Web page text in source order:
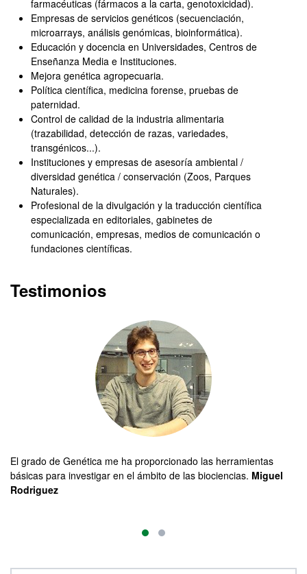
farmacéuticas (fármacos a la carta, genotoxicidad).
Empresas de servicios genéticos (secuenciación,
microarrays, análisis genómicas, bioinformática).
Educación y docencia en Universidades, Centros de
Enseñanza Media e Instituciones.
Mejora genética agropecuaria.
Política científica, medicina forense, pruebas de
paternidad.
Control de calidad de la industria alimentaria
(trazabilidad, detección de razas, variedades,
transgénicos...).
Instituciones y empresas de asesoría ambiental /
diversidad genética / conservación (Zoos, Parques
Naturales).
Profesional de la divulgación y la traducción científica
especializada en editoriales, gabinetes de
comunicación, empresas, medios de comunicación o
fundaciones científicas.
Testimonios
El grado de Genética me ha proporcionado las herramientas
básicas para investigar en el ámbito de las biociencias. Miguel
Rodriguez